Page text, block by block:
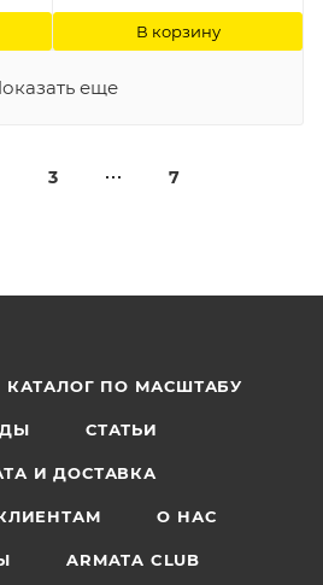
В корзину
еще
3 7
КАТАЛОГ ПО МАСШТАБУ
СТАТЬИ
И ДОСТАВКА
О НАС
ARMATA CLUB